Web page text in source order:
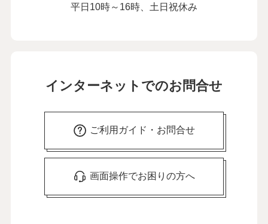
平日10時～16時、土日祝休み
インターネットでのお問合せ
ご利用ガイド・お問合せ
画面操作でお困りの方へ